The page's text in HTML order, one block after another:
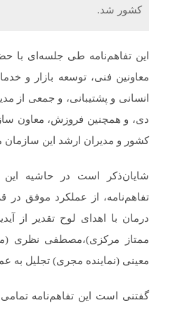
کشور شد.
این تفاهم‌نامه طی جلسه‌ای با
معاونین فنی، توسعه بازار و
انسانی و پشتیبانی، و جمعی از
دی، و همچنین فروزش، معاون
کشور و مدیران ارشد این سازمان
شایان‌ذکر است در حاشیه
تفاهم‌نامه، از عملکرد موفق در
درمان با اهدای لوح تقدیر از
ممتاز مرکزی)،مصطفی نظری
معینی (نماینده مجری) تجلیل به
گفتنی است این تفاهم‌نامه